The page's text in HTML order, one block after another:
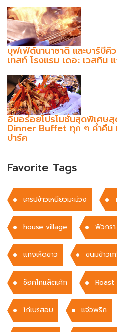
บุฟเฟ่ต์นานาชาติ และบาร์บี
เทสท์ โรงแรม เดอะ เวสทิน
อิ่มอร่อยโปรโมชั่นสุดพิเศษ
Dinner Buffet ทุก ๆ ค่ำคืน
ปาร์ค
Favorite Tags
เครปข้าวเหนียวมะม่วง
house village ฟัวกรา
แกงเห็ดขาว ขนมข้าวเ
ช็อคโกแล็ตเค้ก
ไก่เบรสอบ แจ่วพริก